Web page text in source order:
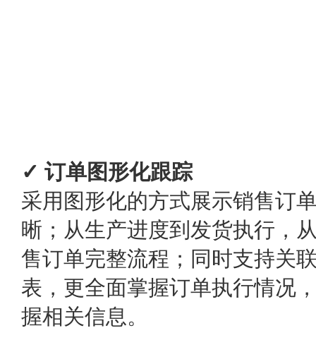
✓ 订单图形化跟踪
采用图形化的方式展示销售订
晰；从生产进度到发货执行，
售订单完整流程；同时支持关
表，更全面掌握订单执行情况
握相关信息。